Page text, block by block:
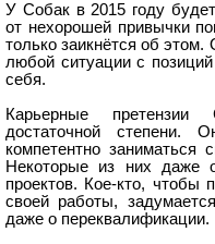
У Собак в 2015 году
от нехорошей привычки
только заикнётся об этом.
любой ситуации с
себя.
Карьерные
достаточной степени.
компетентно
Некоторые из них даже
проектов. Кое-кто, чтобы
своей работы,
даже о переквалификации.